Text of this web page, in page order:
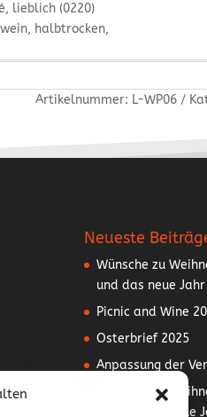
lieblich (0220)
halbtrocken,
Artikelnummer: L-WP06
Neueste
Wünsche zu
und das neue
Picnic and Wine
Osterbrief 2025
Anpassung der
Wünsche zu
und für das neue